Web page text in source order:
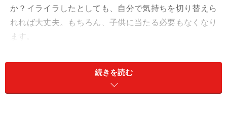
か？イライラしたとしても、自分で気持ちを切り替えら
れれば大丈夫。もちろん、子供に当たる必要もなくなり
ます。
子供にイライラをぶつけるのを１日１回減らすことがで
きたら、１ヶ月で約30回減らすことができます。子供の
自己肯定感も大切にしながら、あなたの自己嫌悪も減ら
続きを読む